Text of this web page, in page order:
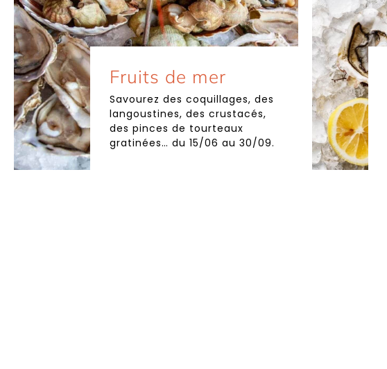
Fruits de mer
Savourez des coquillages, des
langoustines, des crustacés,
des pinces de tourteaux
gratinées… du 15/06 au 30/09.